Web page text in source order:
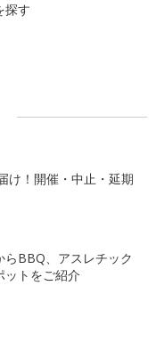
探す
け！開催・中止・延期
BBQ、アスレチック
ットをご紹介